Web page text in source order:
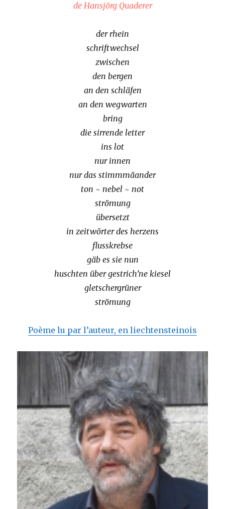
de Hansjörg Quaderer
der rhein
schriftwechsel
zwischen
den bergen
an den schläfen
an den wegwarten
bring
die sirrende letter
ins lot
nur innen
nur das stimmmäander
ton ~ nebel ~ not
strömung
übersetzt
in zeitwörter des herzens
flusskrebse
gäb es sie nun
huschten über gestrich’ne kiesel
gletschergrüner
strömung
Poème lu par l’auteur, en liechtensteinois